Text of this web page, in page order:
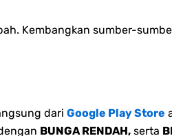
Kembangkan sumber-
dari Google Play Store
BUNGA RENDAH, serta